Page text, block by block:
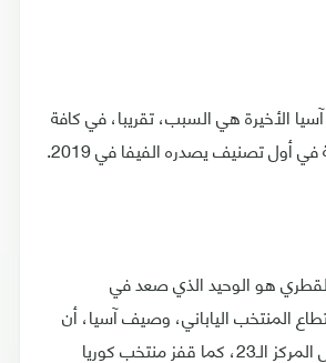
الأخيرة هي السبب، تقريبا، في كافة
أول تصنيف يصدره الفيفا في 2019.
هو الوحيد الذي صعد في
المنتخب الياباني، وصيف آسيا، أن
يقفز 23 مركزا ليحتل المركز الـ23، كما قفز منتخب كوريا